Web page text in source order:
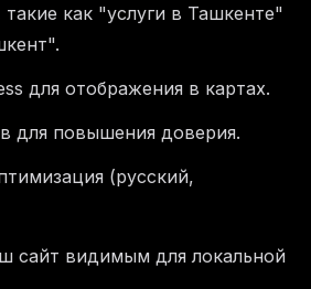
как "услуги в Ташкенте"
для отображения в картах.
для повышения доверия.
(русский,
сайт видимым для локальной